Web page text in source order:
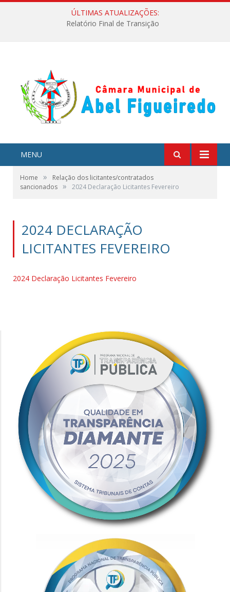
ÚLTIMAS ATUALIZAÇÕES:
Relatório Final de Transição
MENU
Home »
Relação dos licitantes/contratados
sancionados » 2024 Declaração Licitantes Fevereiro
2024 DECLARAÇÃO
LICITANTES FEVEREIRO
2024 Declaração Licitantes Fevereiro